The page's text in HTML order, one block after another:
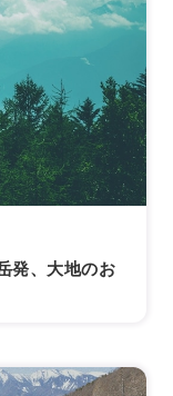
発、大地のお